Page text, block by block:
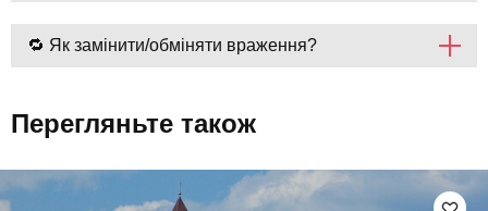
🔁 Як замінити/обміняти враження?
Перегляньте також